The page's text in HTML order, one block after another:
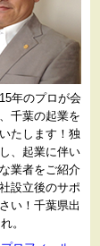
年のプロが会
千葉の起業を
たします！独
、起業に伴い
業者をご紹介
設立後のサポ
い！千葉県出
。